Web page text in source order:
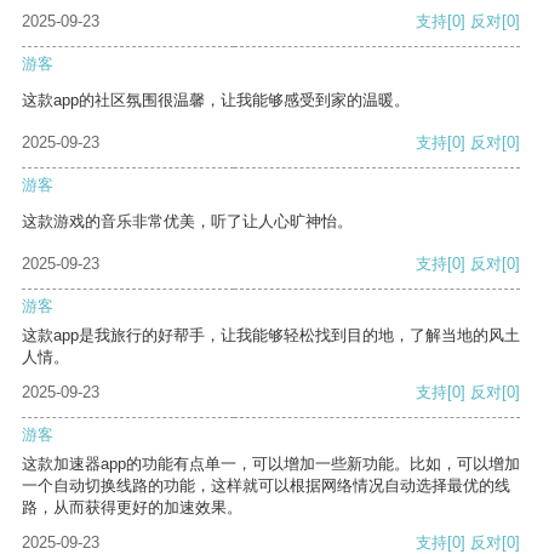
2025-09-23 支持[0] 反对[0]
游客
这款app的社区氛围很温馨，让我能够感受到家的温暖。
2025-09-23 支持[0] 反对[0]
游客
这款游戏的音乐非常优美，听了让人心旷神怡。
2025-09-23 支持[0] 反对[0]
游客
这款app是我旅行的好帮手，让我能够轻松找到目的地，了解当地的风土
人情。
2025-09-23
支持[0] 反对[0]
游客
这款加速器app的功能有点单一，可以增加一些新功能。比如，可以增加
一个自动切换线路的功能，这样就可以根据网络情况自动选择最优的线
路，从而获得更好的加速效果。
2025-09-23
支持[0] 反对[0]